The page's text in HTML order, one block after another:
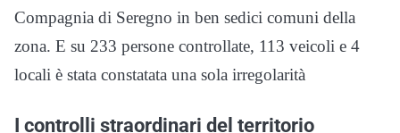
Compagnia di Seregno in ben sedici comuni della
zona. E su 233 persone controllate, 113 veicoli e 4
locali è stata constatata una sola irregolarità
I controlli straordinari del territorio